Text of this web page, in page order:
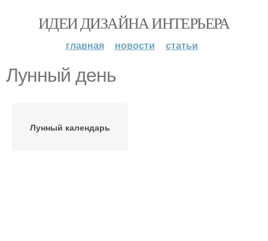
ИДЕИ ДИЗАЙНА ИНТЕРЬЕРА
главная новости статьи
Лунный день
Лунный календарь